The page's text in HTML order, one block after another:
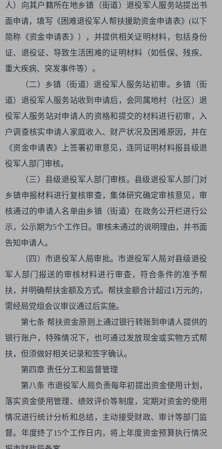
人）向其户籍所在地乡镇（街道）退役军人服务站提出书
面申请，填写《困难退役军人帮扶援助资金申请表》(以下
简称《资金申请表》），并提供相关证明材料，包括身份
证、退役证、导致生活困难的证明材料（如低保、残疾、
重大疾病、突发事件等）。
（二）乡镇（街道）退役军人服务站初审。乡镇（街
道）退役军人服务站收到申请后，会同属地村（社区）退
役军人服务站对申请人的资格和提交的材料进行初审，入
户调查核实申请人家庭收入、财产状况及困难原因，并在
《资金申请表》上签署初审意见，连同证明材料报县级退
役军人部门审核。
（三）县级退役军人部门审核。县级退役军人部门对
乡镇申报材料进行复核审查，集体研究确定审核意见，审
核通过的申请人名单由乡镇（街道）在政务公开栏进行公
示，公示期为5个工作日。审核未通过的说明理由，并书面
告知申请人。
（四）市退役军人局审批。市退役军人局对县级退役
军人部门报送的审核材料进行审查，符合条件的准予帮
扶，并明确帮扶金额及方式。帮扶金额合计超过1万元的，
需经局党组会议审议通过后实施。
第七条 帮扶资金原则上通过银行转账到申请人提供的
银行账户，特殊情况下，也可通过发放现金或实物方式帮
扶，但须做好相关记录和签字确认。
第四章 责任分工和监督管理
第八条 市退役军人局负责每年初提出资金使用计划，
落实资金使用管理、绩效评价等制度，定期对资金的使用
情况进行统计分析和总结，主动接受财政、审计等部门监
督。年度终了15个工作日内，将上年度资金预算执行情况